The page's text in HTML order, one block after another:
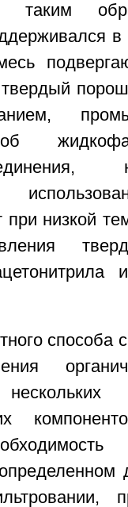
таким
при низкой
способа